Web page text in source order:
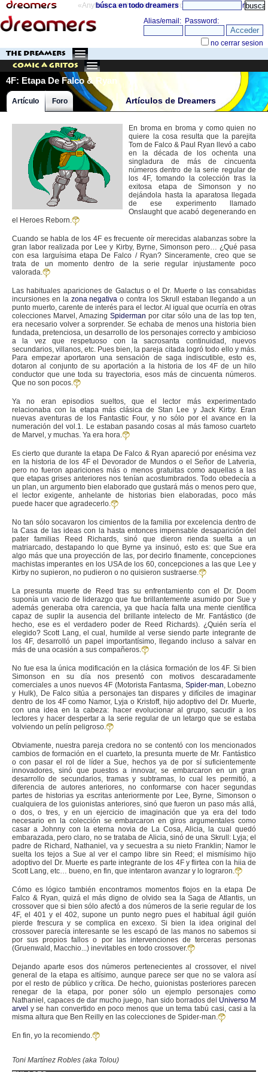
«Anything can happen and it probably will» directorio
búsca en todo dreamers
THE DREAMERS
Comic a Gritos
4F: Etapa De Falco & Ryan
Artículos de Dreamers
Artículo Foro
En broma en broma y como quien no
quiere la cosa resulta que la parejita
Tom de Falco & Paul Ryan llevó a cabo
en la década de los ochenta una
singladura de más de cincuenta
números dentro de la serie regular de
los 4F, tomando la colección tras la
exitosa etapa de Simonson y no
dejándola hasta la aparatosa llegada
de ese experimento llamado
Onslaught que acabó degenerando en
el Heroes Reborn.
Cuando se habla de los 4F es frecuente oír merecidas alabanzas sobre la
gran labor realizada por Lee y Kirby, Byrne, Simonson pero… ¿Qué pasa
con esa larguísima etapa De Falco / Ryan? Sinceramente, creo que se
trata de un momento dentro de la serie regular injustamente poco
valorada.
Las habituales apariciones de Galactus o el Dr. Muerte o las consabidas
incursiones en la zona negativa o contra los Skrull estaban llegando a un
punto muerto, carente de interés para el lector. Al igual que ocurría en otras
colecciones Marvel, Amazing Spiderman por citar sólo una de las top ten,
era necesario volver a sorprender. Se echaba de menos una historia bien
fundada, pretenciosa, un desarrollo de los personajes correcto y ambicioso
a la vez que respetuoso con la sacrosanta continuidad, nuevos
secundarios, villanos, etc. Pues bien, la pareja citada logró todo ello y más.
Para empezar aportaron una sensación de saga indiscutible, esto es,
dotaron al conjunto de su aportación a la historia de los 4F de un hilo
conductor que une toda su trayectoria, esos más de cincuenta números.
Que no son pocos.
Ya no eran episodios sueltos, que el lector más experimentado
relacionaba con la etapa más clásica de Stan Lee y Jack Kirby. Eran
nuevas aventuras de los Fantastic Four, y no sólo por el avance en la
numeración del vol.1. Le estaban pasando cosas al más famoso cuarteto
de Marvel, y muchas. Ya era hora.
Es cierto que durante la etapa De Falco & Ryan apareció por enésima vez
en la historia de los 4F el Devorador de Mundos o el Señor de Latveria,
pero no fueron apariciones más o menos gratuitas como aquellas a las
que etapas grises anteriores nos tenían acostumbrados. Todo obedecía a
un plan, un argumento bien elaborado que gustará más o menos pero que,
el lector exigente, anhelante de historias bien elaboradas, poco más
puede hacer que agradecerlo.
No tan sólo socavaron los cimientos de la familia por excelencia dentro de
la Casa de las ideas con la hasta entonces impensable desaparición del
pater familias Reed Richards, sinó que dieron rienda suelta a un
matriarcado, destapando lo que Byrne ya insinuó, esto es: que Sue era
algo más que una proyección de las, por decirlo finamente, concepciones
machistas imperantes en los USA de los 60, concepciones a las que Lee y
Kirby no supieron, no pudieron o no quisieron sustraerse.
La presunta muerte de Reed tras su enfrentamiento con el Dr. Doom
suponía un vacio de liderazgo que fue brillantemente asumido por Sue y
además generaba otra carencia, ya que hacía falta una mente científica
capaz de suplir la ausencia del brillante intelecto de Mr. Fantástico (de
hecho, ese es el verdadero poder de Reed Richards). ¿Quién sería el
elegido? Scott Lang, el cual, humilde al verse siendo parte integrante de
los 4F, desarrolló un papel importantísimo, llegando incluso a salvar en
más de una ocasión a sus compañeros.
No fue esa la única modificación en la clásica formación de los 4F. Si bien
Simonson en su día nos presentó con motivos descaradamente
comerciales a unos nuevos 4F (Motorista Fantasma, Spider-man, Lobezno
y Hulk), De Falco sitúa a personajes tan dispares y difíciles de imaginar
dentro de los 4F como Namor, Lyja o Kristoff, hijo adoptivo del Dr. Muerte,
con una idea en la cabeza: hacer evolucionar al grupo, sacudir a los
lectores y hacer despertar a la serie regular de un letargo que se estaba
volviendo un pelín peligroso.
Obviamente, nuestra pareja credora no se contentó con los mencionados
cambios de formación en el cuarteto, la presunta muerte de Mr. Fantástico
o con pasar el rol de líder a Sue, hechos ya de por sí suficientemente
innovadores, sinó que puestos a innovar, se embarcaron en un gran
desarrollo de secundarios, tramas y subtramas, lo cual les permitió, a
diferencia de autores anteriores, no conformarse con hacer segundas
partes de historias ya escritas anteriormente por Lee, Byrne, Simonson o
cualquiera de los guionistas anteriores, sinó que fueron un paso más allá,
o dos, o tres, y en un ejercicio de imaginación que ya era del todo
necesario en la colección se embarcaron en giros argumentales como
casar a Johnny con la eterna novia de La Cosa, Alicia, la cual quedó
embarazada, pero claro, no se trataba de Alicia, sinó de una Skrull: Lyja; el
padre de Richard, Nathaniel, va y secuestra a su nieto Franklin; Namor le
suelta los tejos a Sue al ver el campo libre sin Reed; el mismísimo hijo
adoptivo del Dr. Muerte es parte integrante de los 4F y flirtea con la hiia de
Scott Lang, etc… bueno, en fin, que intentaron avanzar y lo lograron.
Cómo es lógico también encontramos momentos flojos en la etapa De
Falco & Ryan, quizá el más digno de olvido sea la Saga de Atlantis, un
crossover que si bien sólo afectó a dos números de la serie regular de los
4F, el 401 y el 402, supone un punto negro pues el habitual ágil guión
pierde frescura y se complica en excexo. Si bien la idea original del
crossover parecía interesante se les escapó de las manos no sabemos si
por sus propios fallos o por las intervenciones de terceras personas
(Gruenwald, Macchio...) inevitables en todo crossover.
Dejando aparte esos dos números pertenecientes al crossover, el nivel
general de la etapa es altísimo, aunque parece ser que no se valora así
por el resto de público y crítica. De hecho, guionistas posteriores parecen
renegar de la etapa, por poner sólo un ejemplo personajes como
Nathaniel, capaces de dar mucho juego, han sido borrados del Universo M
arvel y se han convertido en poco menos que un tema tabú casi, casi a la
misma altura que Ben Reilly en las colecciones de Spider-man.
En fin, yo la recomiendo.
Toni Martínez Robles (aka Tolou)